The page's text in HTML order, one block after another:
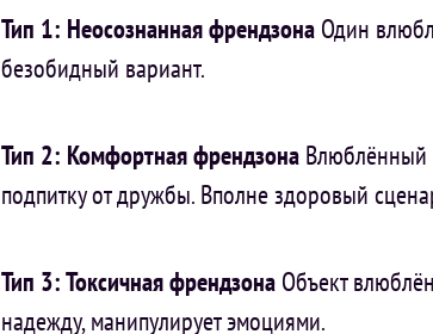
Тип 1: Неосознанная френдзона Один
безобидный вариант.
Тип 2: Комфортная френдзона Влюблённый
подпитку от дружбы. Вполне здоровый
Тип 3: Токсичная френдзона Объект
надежду, манипулирует эмоциями.